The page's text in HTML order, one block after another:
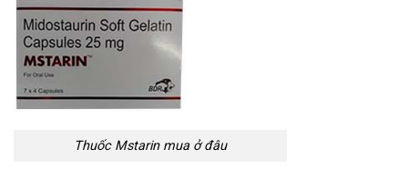
Thuốc Mstarin mua ở đâu